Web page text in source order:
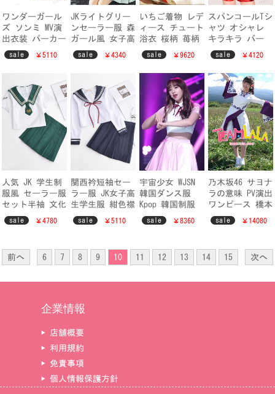
ワンダーガール
ズ ソンミ MV演
出衣装 パーカー
オーバーサイズ
オシャレ Wonder
sale ￥5110
JKライトグリー
ンセーラー服 森
ガール風 女子高
生制服 学園祭学
生服 入学式 卒
服 コスプレセー
ラー制服
sale ￥4340
いちご着物 レデ
ィース チュート
浴衣 桜柄 苺柄
フルーツ柄 スト
ロベリー スイー
ツ浴衣単品
sale ￥9620
スパンコールTシ
ャツ オシャレ
キラキラ バー
ファッション衣
装 チアガール
体操服
sale ￥4120
人気 JK 学生制
服風 セーラー服
セット半袖 文化
祭 かわいい ミ
ドリネクタイ 刺
ン
sale ￥4780
関西衿短袖セー
ラー服 JK女子高
生学生服 紺色襟
白三本ラインセ
ーラー制服 長袖
sale ￥5110
宇宙少女 WJSN
韓国ダンス服
Kpop 韓国制服
韓国ファッショ
ン オシャレ ピ
sale ￥8360
乃木坂46 サヨナ
ラの意味 PV演出
ワンピース 橋本
奈々未 制服衣装
オーダーサイズ
sale ￥14080
前へ 6 7 8 9 10 11 12 13 14 15 次へ
企業情報
▶ 店舗概要
▶ 利用規約
▶ 免責事項
▶ 個人情報保護方針